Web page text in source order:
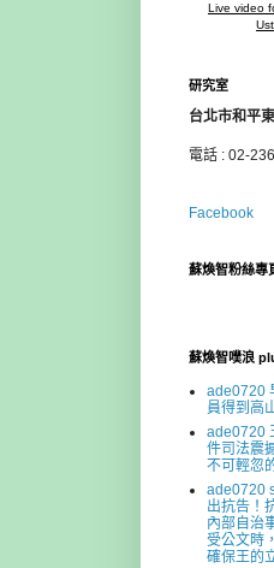
Live video
研究室
台北市和平
電話 : 02-
Facebook
蘇煥智粉絲專
蘇煥智噗浪
ade0720
員得到高
ade0720
件司法震
不可輕忽
ade0720
出抗告！
內部自治
受公文時
確保王的